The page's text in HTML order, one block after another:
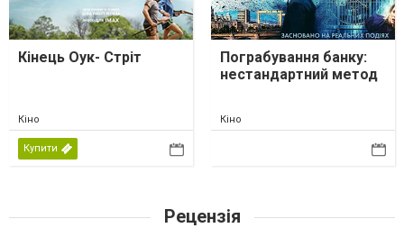
Кінець Оук- Стріт
Кіно
Купити
Пограбування банку:
нестандартний метод
Кіно
Рецензія